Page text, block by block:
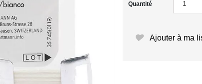
Quantité
Ajouter à ma